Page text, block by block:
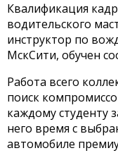
Квалификация
водительского
инструктор по
МскСити, обучен
Работа всего
поиск
каждому студенту
него время с
автомобиле